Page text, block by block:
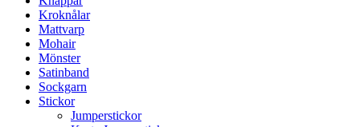
Kroknålar
Mattvarp
Mohair
Mönster
Satinband
Sockgarn
Stickor
Jumperstickor